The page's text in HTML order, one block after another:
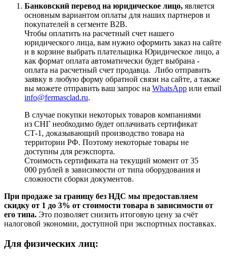
Банковский перевод на юридическое лицо, является
основным вариантом оплаты для наших партнеров и
покупателей в сегменте B2B.
Чтобы оплатить на расчетный счет нашего
юридического лица, вам нужно оформить заказ на сайте
и в корзине выбрать плательщика Юридическое лицо, а
как формат оплата автоматически будет выбрана -
оплата на расчетный счет продавца. Либо отправить
заявку в любую форму обратной связи на сайте, а также
вы можете отправить ваш запрос на WhatsApp или email
info@fermasclad.ru.
В случае покупки некоторых товаров компаниями
из СНГ необходимо будет оплачивать сертификат
СТ-1, доказывающий производство товара на
территории РФ. Поэтому некоторые товары не
доступны для реэкспорта.
Стоимость сертификата на текущий момент от 35
000 рублей в зависимости от типа оборудования и
сложности сборки документов.
При продаже за границу без НДС мы предоставляем
скидку от 1 до 3% от стоимости товара в зависимости от
его типа. Это позволяет снизить итоговую цену за счёт
налоговой экономии, доступной при экспортных поставках.
Для физических лиц: